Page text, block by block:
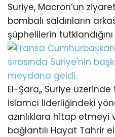
Suriye, Macron’un
bombalı saldırıların
şüphelilerin tutklandığını
El-Şara,, Suriye
İslamcı liderliğindeki
azınlıklara hitap
bağlantılı Hayat Tahrir